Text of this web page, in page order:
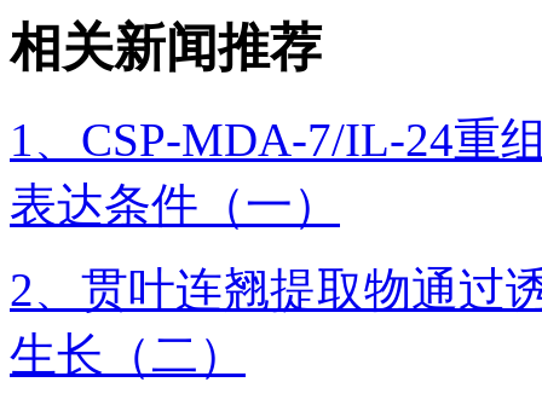
相关新闻推荐
1、CSP-MDA-7/IL-24重
表达条件（一）
2、贯叶连翘提取物通过
生长（二）